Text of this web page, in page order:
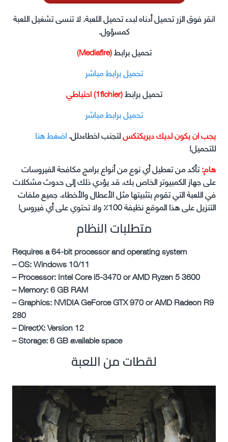
انقر فوق الزر تحميل أدناه لبدء تحميل اللعبة. لا تنسى تشغيل اللعبة
كمسؤول.
تحميل برابط(Mediafire)
تحميل برابط مباشر
تحميل برابط(1fichier) احتياطي
تحميل برابط مباشر
يجب ان يكون لديك ديريكتكسلتجنب اخطاءدلل.اضغط هنا
للتحميل!
هام:تأكد من تعطيل أي نوع من أنواع برامج مكافحة الفيروسات
على جهاز الكمبيوتر الخاص بك. قد يؤدي ذلك إلى حدوث مشكلات
في اللعبة التي تقوم بتثبيتها مثل الأعطال والأخطاء. جميع ملفات
التنزيل على هذا الموقع نظيفة 100٪ ولا تحتوي على أي فيروس!
متطلبات النظام
Requires a 64-bit processor and operating system
– OS: Windows 10/11
– Processor: Intel Core i5-3470 or AMD Ryzen 5 3600
– Memory: 6 GB RAM
– Graphics: NVIDIA GeForce GTX 970 or AMD Radeon R9
280
– DirectX: Version 12
– Storage: 6 GB available space
لقطات من اللعبة